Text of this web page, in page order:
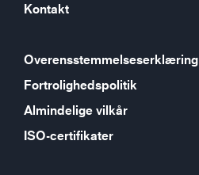
Kontakt
Overensstemmelseserklæring
Fortrolighedspolitik
Almindelige vilkår
ISO-certifikater